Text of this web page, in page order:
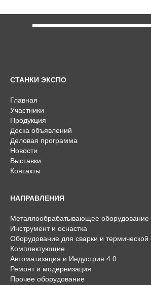
СТАНКИ ЭКСПО
Главная
Участники
Продукция
Доска объявлений
Деловая программа
Новости
Выставки
Контакты
НАПРАВЛЕНИЯ
Металлообрабатывающее оборудование
Инструмент и оснастка
Оборудование для сварки и термической
Комплектующие
Автоматизация и Индустрия 4.0
Ремонт и модернизация
Прочее оборудование